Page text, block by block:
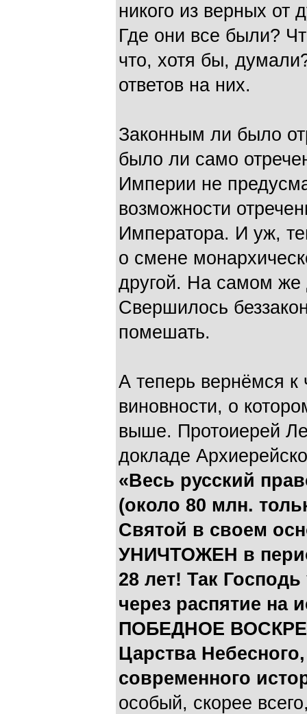
никого из верных от
Где они все были?
что, хотя бы,
ответов на них.
Законным ли было
было ли само
Империи не
возможности
Императора. И уж,
о смене
другой. На самом же
Свершилось
помешать.
А теперь вернёмся к
виновности, о
выше. Протоиерей
докладе
«Весь русский
(около 80 млн.
Святой в своем
УНИЧТОЖЕН в
28 лет! Так
через распятие на
ПОБЕДНОЕ
Царства
современного
особый, скорее